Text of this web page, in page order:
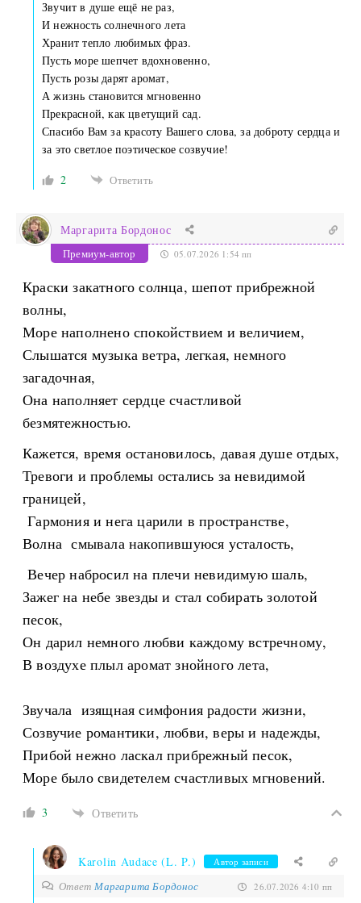
Звучит в душе ещё не раз,
И нежность солнечного лета
Хранит тепло любимых фраз.
Пусть море шепчет вдохновенно,
Пусть розы дарят аромат,
А жизнь становится мгновенно
Прекрасной, как цветущий сад.
Спасибо Вам за красоту Вашего слова, за доброту сердца и
за это светлое поэтическое созвучие!
2
Ответить
Маргарита Бордонос
Премиум-автор 05.07.2026 1:54 пп
Краски закатного солнца, шепот прибрежной
волны,
Море наполнено спокойствием и величием,
Слышатся музыка ветра, легкая, немного
загадочная,
Она наполняет сердце счастливой
безмятежностью.
Кажется, время остановилось, давая душе отдых,
Тревоги и проблемы остались за невидимой
границей,
Гармония и нега царили в пространстве,
Волна смывала накопившуюся усталость,
Вечер набросил на плечи невидимую шаль,
Зажег на небе звезды и стал собирать золотой
песок,
Он дарил немного любви каждому встречному,
В воздухе плыл аромат знойного лета,
Звучала изящная симфония радости жизни,
Созвучие романтики, любви, веры и надежды,
Прибой нежно ласкал прибрежный песок,
Море было свидетелем счастливых мгновений.
3 Ответить
Karolin Audace (L. P.) Автор записи
ОтветМаргарита Бордонос 26.07.2026 4:10 пп